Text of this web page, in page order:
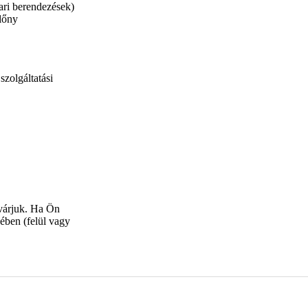
berendezések)
Ha Ön
(felül vagy